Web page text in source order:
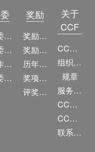
专委简介
专委条例
工作问答
专委名单
奖励
奖励动态
奖励目录
历年获奖名单
奖项推荐
评奖条例
关于
CCF
CCF简介
组织机构
规章
服务项目
CCF大事记
CCF创建60周年
联系我们